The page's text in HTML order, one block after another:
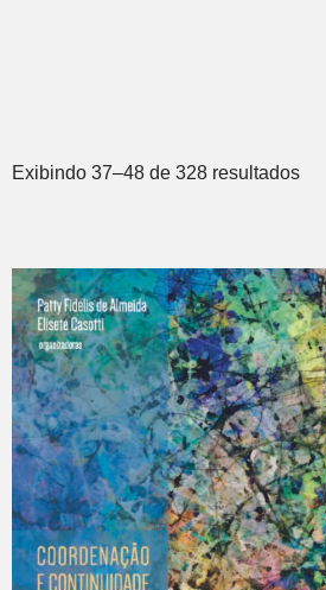
Exibindo 37–48 de 328 resultados